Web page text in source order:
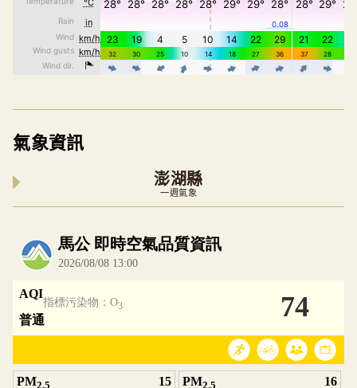
氣象資訊
澎湖縣
一週氣象
內嵌空氣品質小工具為視覺預覽，完整即時空